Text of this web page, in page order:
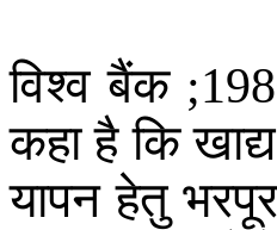
विश्व बैंक
कहा है कि खाद्य
यापन हेतु